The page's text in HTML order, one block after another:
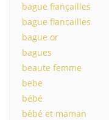
bague fiançailles
bague fiancailles
bague or
bagues
beaute femme
bebe
bébé
bébé et maman